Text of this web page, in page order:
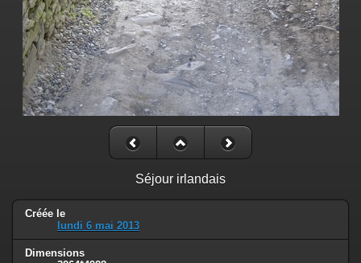
Séjour irlandais
Créée le
lundi 6 mai 2013
Dimensions